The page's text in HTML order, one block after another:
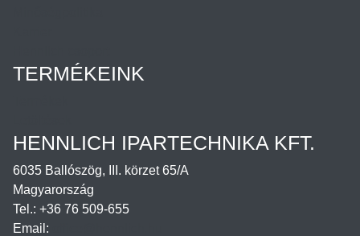
TERMÉKEINK
HENNLICH IPARTECHNIKA KFT.
6035 Ballószög, III. körzet 65/A
Magyarország
Tel.: +36 76 509-655
Email: